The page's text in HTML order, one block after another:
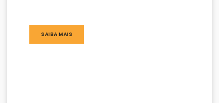
SAIBA MAIS